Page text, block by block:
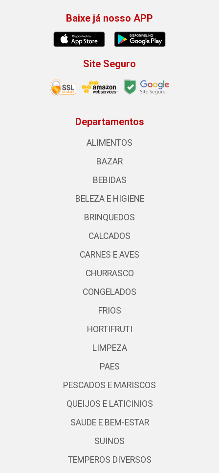
Baixe já nosso APP
Site Seguro
Departamentos
ALIMENTOS
BAZAR
BEBIDAS
BELEZA E HIGIENE
BRINQUEDOS
CALCADOS
CARNES E AVES
CHURRASCO
CONGELADOS
FRIOS
HORTIFRUTI
LIMPEZA
PAES
PESCADOS E MARISCOS
QUEIJOS E LATICINIOS
SAUDE E BEM-ESTAR
SUINOS
TEMPEROS DIVERSOS